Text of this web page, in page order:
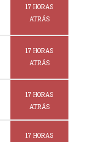
17 HORAS
ATRÁS
17 HORAS
ATRÁS
17 HORAS
ATRÁS
17 HORAS